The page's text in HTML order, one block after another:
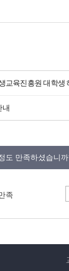
교육진흥원 대학생
내
도 만족하셨습니
족